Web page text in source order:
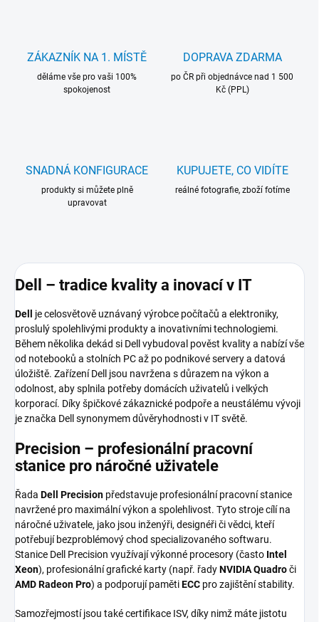
ZÁKAZNÍK NA 1. MÍSTĚ
děláme vše pro vaši 100%
spokojenost
DOPRAVA ZDARMA
po ČR při objednávce nad 1 500
Kč (PPL)
SNADNÁ KONFIGURACE
produkty si můžete plně
upravovat
KUPUJETE, CO VIDÍTE
reálné fotografie, zboží fotíme
Dell – tradice kvality a inovací v IT
Dell
je celosvětově uznávaný výrobce počítačů a elektroniky,
proslulý spolehlivými produkty a inovativními technologiemi.
Během několika dekád si Dell vybudoval pověst kvality a nabízí vše
od notebooků a stolních PC až po podnikové servery a datová
úložiště. Zařízení Dell jsou navržena s důrazem na výkon a
odolnost, aby splnila potřeby domácích uživatelů i velkých
korporací. Díky špičkové zákaznické podpoře a neustálému vývoji
je značka Dell synonymem důvěryhodnosti v IT světě.
Precision – profesionální pracovní
stanice pro náročné uživatele
Řada Dell Precision představuje profesionální pracovní stanice
navržené pro maximální výkon a spolehlivost. Tyto stroje cílí na
náročné uživatele, jako jsou inženýři, designéři či vědci, kteří
potřebují bezproblémový chod specializovaného softwaru.
Stanice Dell Precision využívají výkonné procesory (často Intel
Xeon), profesionální grafické karty (např. řadyNVIDIA Quadroči
AMD Radeon Pro) a podporují pamětiECC pro zajištění stability.
Samozřejmostí jsou také certifikace ISV, díky nimž máte jistotu